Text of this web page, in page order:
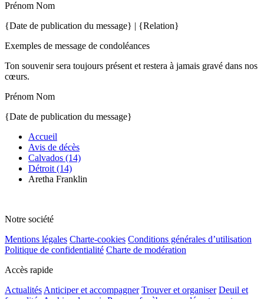
Prénom Nom
{Date de publication du message} | {Relation}
Exemples de message de condoléances
Ton souvenir sera toujours présent et restera à jamais gravé dans nos
cœurs.
Prénom Nom
{Date de publication du message}
Accueil
Avis de décès
Calvados (14)
Détroit (14)
Aretha Franklin
Notre société
Mentions légales Charte-cookies Conditions générales d’utilisation
Politique de confidentialité Charte de modération
Accès rapide
Actualités Anticiper et accompagner Trouver et organiser Deuil et